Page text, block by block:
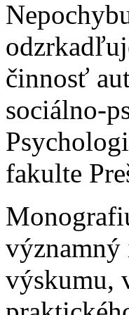
činnosť
sociálno-
fakulte
výskumu,